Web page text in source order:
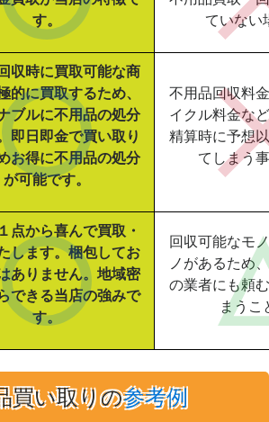
す。
ていない
収時に買取可能な商
的に買取するため、
ブルに不用品の処分
即日即金で買い取り
お得に不用品の処分
が可能です。
不用品回収料
イクル料金な
精算時に予想
てしまう
点から喜んで買取・
します。梱包してお
ありません。地域密
できる当店の強みで
す。
回収可能なモ
ノがあるため
の業者にも頼
まうこ
買い取りの参考例